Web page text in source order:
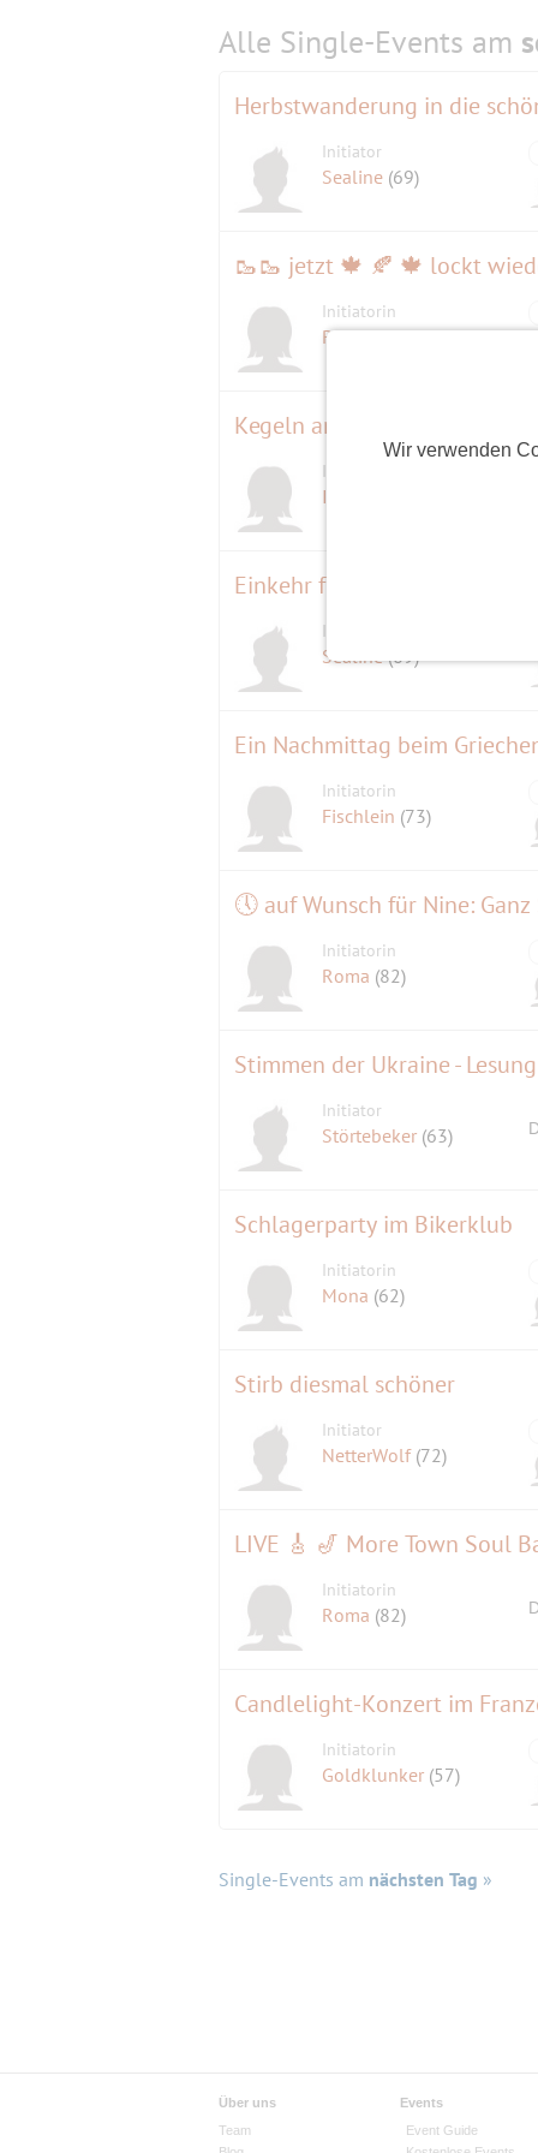
Wir verwenden
Alle Single-Events am
Initiator
Sealine (69)
Initiatorin
Roma(82)
Kegeln anschließend Essen
Initiatorin
Ines
Einkehr für die Wanderer in
Initiator
Sealine(69)
Initiatorin
Fischlein (73)
Initiatorin
Roma (82)
Stimmen der Ukraine -
Initiator
Störtebeker (63)
Schlagerparty im Bikerklub
Initiatorin
Mona (62)
Stirb diesmal schöner
Initiator
NetterWolf (72)
LIVE 🎸 🎷 More Town Soul
Initiatorin
Roma (82)
Candlelight-Konzert im
Initiatorin
Goldklunker (57)
Single-Events am nächsten Tag »
Über uns
Team
Events
Event Guide